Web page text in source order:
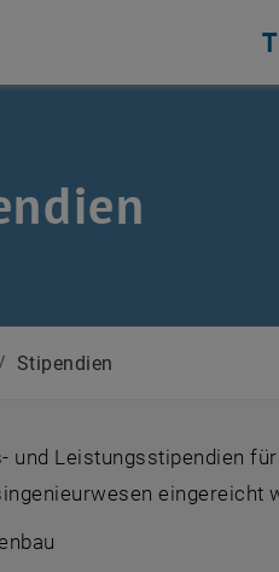
Wirtschaftsingenieurwesen
Stipendien
und Leistungsstipendien
eingereicht